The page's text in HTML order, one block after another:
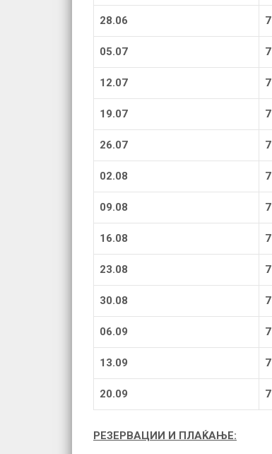
28.06 7
05.07 7
12.07 7
19.07 7
26.07 7
02.08 7
09.08 7
16.08 7
23.08 7
30.08 7
06.09 7
13.09 7
20.09 7
РЕЗЕРВАЦИИ И ПЛАЌАЊЕ: